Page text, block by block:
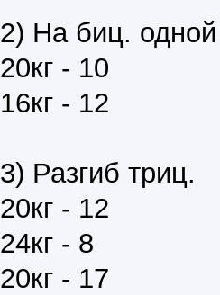
2) На биц. одной
20кг - 10
16кг - 12
3) Разгиб триц.
20кг - 12
24кг - 8
20кг - 17